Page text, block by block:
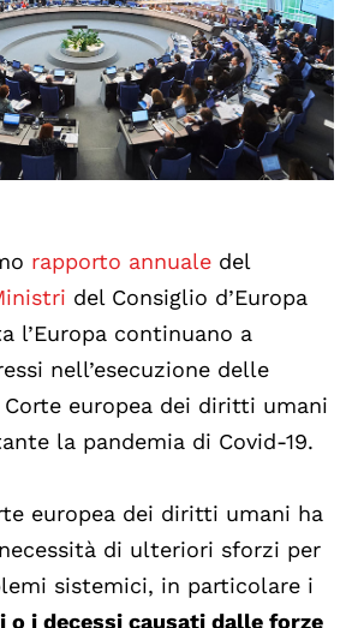
rapporto annuale del
del Consiglio d’Europa
l’Europa continuano a
nell’esecuzione delle
europea dei diritti umani
la pandemia di Covid-19.
europea dei diritti umani ha
di ulteriori sforzi per
sistemici, in particolare i
i decessi causati dalle forze